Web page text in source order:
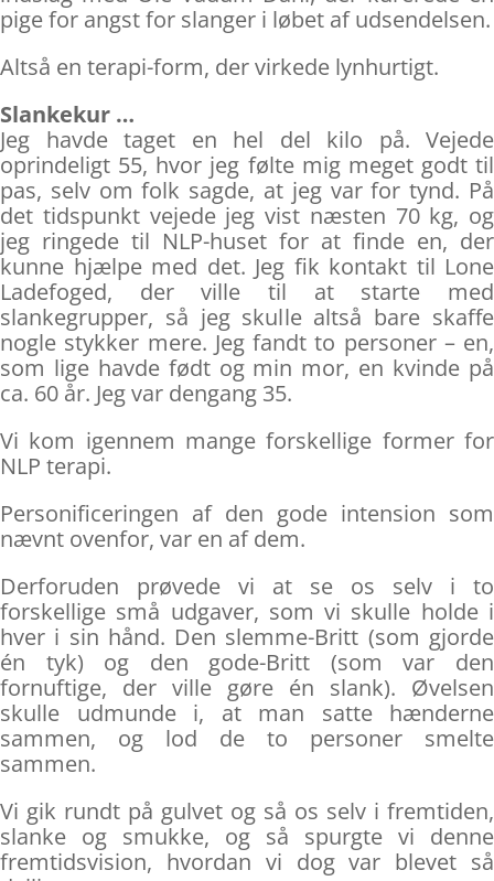
pige for angst for slanger i løbet af udsendelsen.
Altså en terapi-form, der virkede lynhurtigt.
Slankekur …
Jeg havde taget en hel del kilo på. Vejede
oprindeligt 55, hvor jeg følte mig meget godt til
pas, selv om folk sagde, at jeg var for tynd. På
det tidspunkt vejede jeg vist næsten 70 kg, og
jeg ringede til NLP-huset for at finde en, der
kunne hjælpe med det. Jeg fik kontakt til Lone
Ladefoged, der ville til at starte med
slankegrupper, så jeg skulle altså bare skaffe
nogle stykker mere. Jeg fandt to personer – en,
som lige havde født og min mor, en kvinde på
ca. 60 år. Jeg var dengang 35.
Vi kom igennem mange forskellige former for
NLP terapi.
Personificeringen af den gode intension som
nævnt ovenfor, var en af dem.
Derforuden prøvede vi at se os selv i to
forskellige små udgaver, som vi skulle holde i
hver i sin hånd. Den slemme-Britt (som gjorde
én tyk) og den gode-Britt (som var den
fornuftige, der ville gøre én slank). Øvelsen
skulle udmunde i, at man satte hænderne
sammen, og lod de to personer smelte
sammen.
Vi gik rundt på gulvet og så os selv i fremtiden,
slanke og smukke, og så spurgte vi denne
fremtidsvision, hvordan vi dog var blevet så